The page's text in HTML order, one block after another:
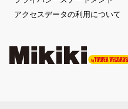
アクセスデータの利用について